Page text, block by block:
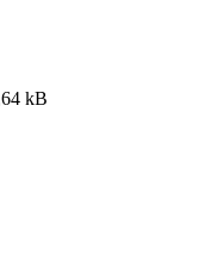
kB